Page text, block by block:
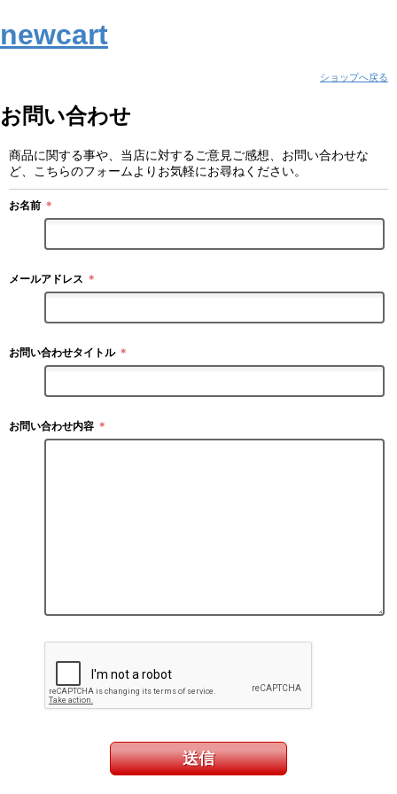
newcart
ショップへ戻る
お問い合わせ
商品に関する事や、当店に対するご意見ご感想、お問い合わせな
ど、こちらのフォームよりお気軽にお尋ねください。
お名前 ＊
メールアドレス ＊
お問い合わせタイトル ＊
お問い合わせ内容 ＊